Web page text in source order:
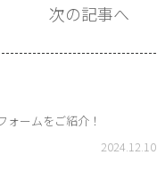
次の記事へ
ォームをご紹介！
2024.12.10